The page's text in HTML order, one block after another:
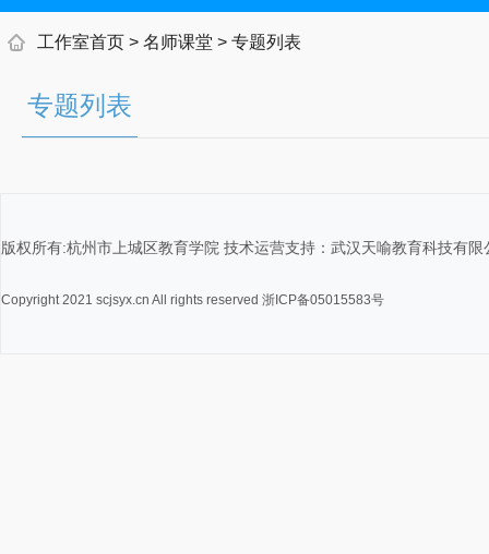
工作室首页 > 名师课堂 > 专题列表
专题列表
版权所有:杭州市上城区教育学院 技术运营支持：武汉天喻教育科技有限
Copyright 2021 scjsyx.cn All rights reserved 浙ICP备05015583号